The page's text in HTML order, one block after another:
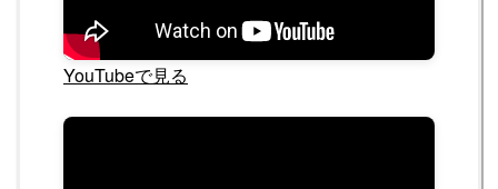
YouTubeで見る